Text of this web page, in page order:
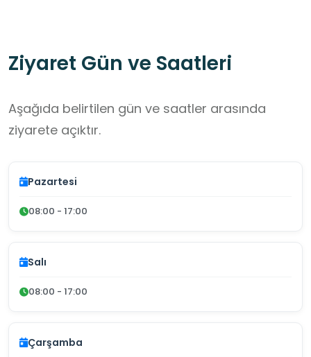
Ziyaret Gün ve Saatleri
Aşağıda belirtilen gün ve saatler arasında
ziyarete açıktır.
Pazartesi
08:00 - 17:00
Salı
08:00 - 17:00
Çarşamba